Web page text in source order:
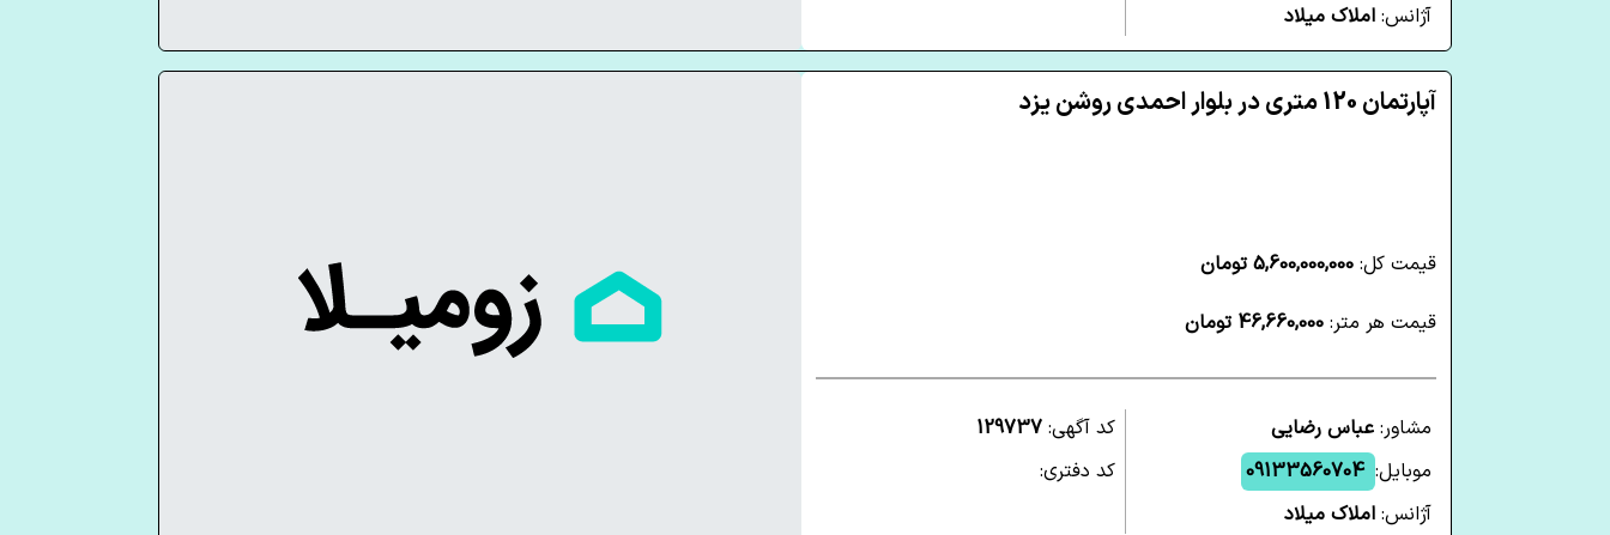
آژانس: املاک میلاد
آپارتمان 120 متری در بلوار احمدی روشن یزد
قیمت کل: 5,600,000,000 تومان
قیمت هر متر: 46,660,000 تومان
مشاور: عباس رضایی
موبایل: 09133560704
آژانس: املاک میلاد
کد آگهی: 129737
کد دفتری: